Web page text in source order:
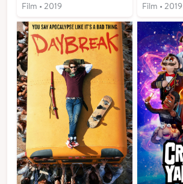
Film • 2019 Film • 2019